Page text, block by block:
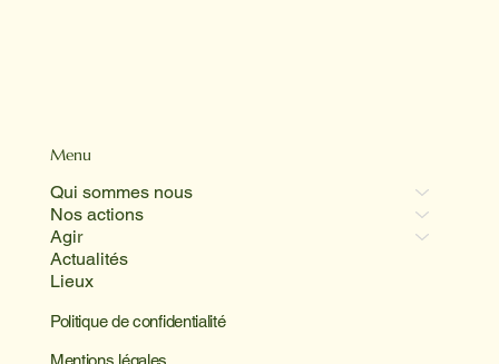
Menu
Qui sommes nous
Nos actions
Agir
Actualités
Lieux
Politique de confidentialité
Mentions légales